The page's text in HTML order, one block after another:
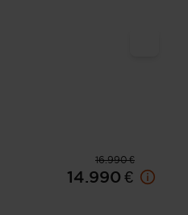
16.990 €
14.990 €